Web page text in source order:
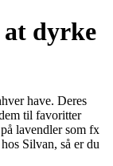
dyrke
have. Deres
til favoritter
lavendler som fx
Silvan, så er du